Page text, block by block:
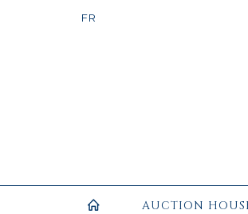
AUCTION